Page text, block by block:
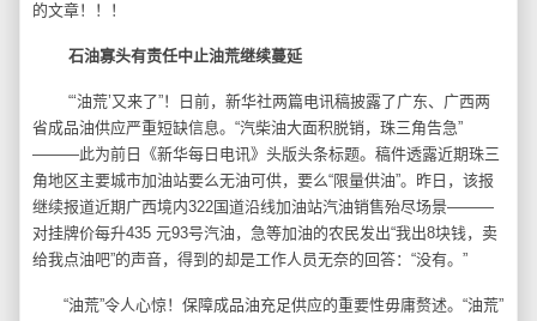
的文章！！！
石油寡头有责任中止油荒继续蔓延
“‘油荒’又来了”！日前，新华社两篇电讯稿披露了广东、广西两
省成品油供应严重短缺信息。“汽柴油大面积脱销，珠三角告急”
———此为前日《新华每日电讯》头版头条标题。稿件透露近期珠三
角地区主要城市加油站要么无油可供，要么“限量供油”。昨日，该报
继续报道近期广西境内322国道沿线加油站汽油销售殆尽场景———
对挂牌价每升435 元93号汽油，急等加油的农民发出“我出8块钱，卖
给我点油吧”的声音，得到的却是工作人员无奈的回答：“没有。”
“油荒”令人心惊！保障成品油充足供应的重要性毋庸赘述。“油荒”